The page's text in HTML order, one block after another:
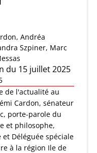
Andréa
Szpiner, Marc
du 15 juillet 2025
de l'actualité au
Cardon, sénateur
porte-parole du
et philosophe,
Déléguée spéciale
à la région Ile de